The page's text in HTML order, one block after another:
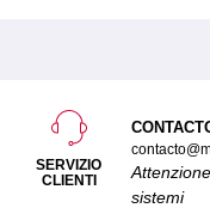
SERVIZIO
CLIENTI
sistemi